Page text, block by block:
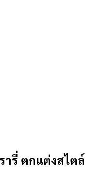
รี่ ตกแต่งสไตล์